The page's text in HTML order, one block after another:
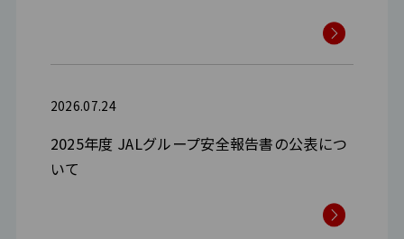
2026.07.24
2025年度 JALグループ安全報告書の公表につ
いて